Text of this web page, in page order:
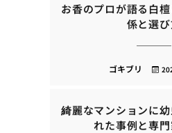
お香のプロが語る白
係と選
ゴキブリ
綺麗なマンションに
れた事例と専